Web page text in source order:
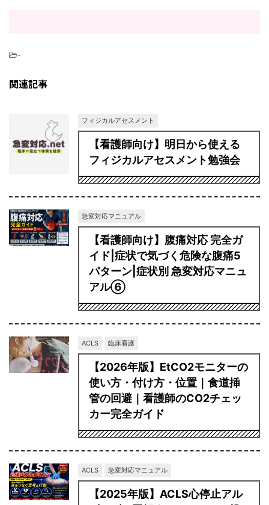
-
関連記事
フィジカルアセスメント
【看護師向け】明日から使える
フィジカルアセスメント勉強会
急変対応マニュアル
【看護師向け】腹痛対応 完全ガ
イド|症状で気づく危険な腹痛5
パターン|症状別 急変対応マニュ
アル⑥
ACLS 臨床看護
【2026年版】EtCO2モニターの
使い方・付け方・位置｜食道挿
管の回避｜看護師のCO2チェッ
カー完全ガイド
ACLS 急変対応マニュアル
【2025年版】ACLS心停止アル